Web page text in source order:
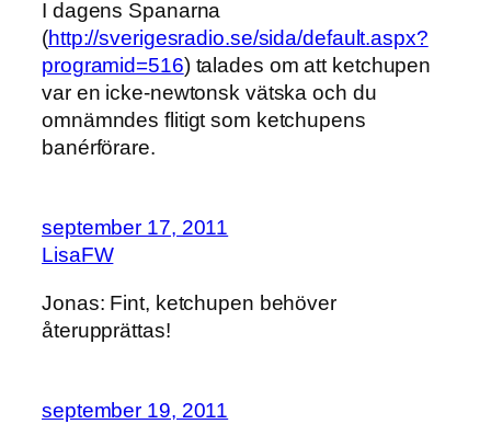
I dagens Spanarna
(http://sverigesradio.se/sida/default.aspx?
programid=516) talades om att ketchupen
var en icke-newtonsk vätska och du
omnämndes flitigt som ketchupens
banérförare.
september 17, 2011
LisaFW
Jonas: Fint, ketchupen behöver
återupprättas!
september 19, 2011